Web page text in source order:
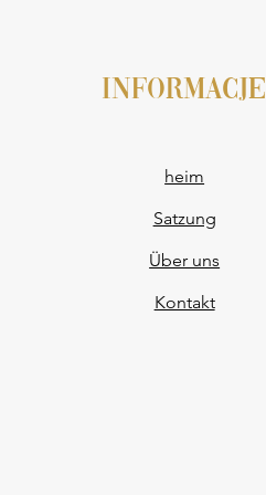
INFORMACJE
heim
Satzung
Über uns
Kontakt